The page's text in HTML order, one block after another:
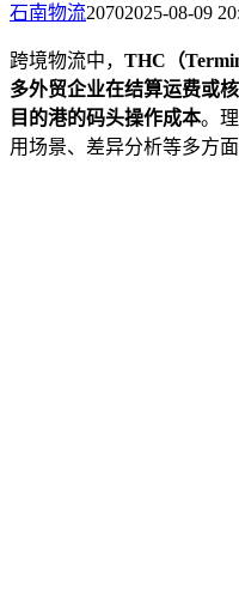
石南物流20702025-08-09
跨境物流中， THC（
多外贸企业在结算运费或
目的港的码头操作成本。
用场景、差异分析等多方